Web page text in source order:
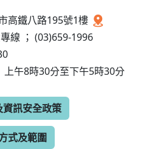
高鐵八路195號1樓
線 ； (03)659-1996
上午8時30分至下午5時30分
資訊安全政策
式及範圍